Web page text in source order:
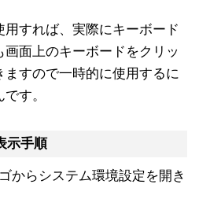
すれば、実際にキーボード
面上のキーボードをクリッ
すので一時的に使用するに
す。
示手順
からシステム環境設定を開き